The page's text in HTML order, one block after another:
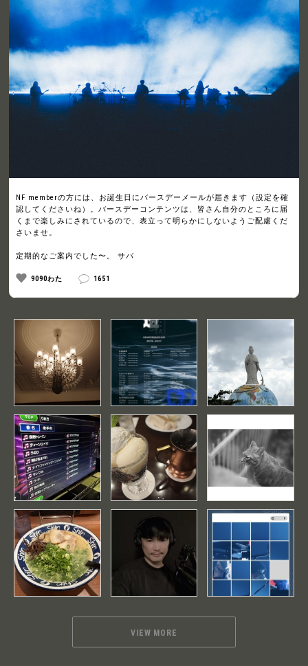
NF memberの方には、お誕生日にバースデーメールが届きます（設定を確
認してくださいね）。バースデーコンテンツは、皆さん自分のところに届
くまで楽しみにされているので、表立って明らかにしないようご配慮くだ
さいませ。
定期的なご案内でした〜。 サバ
9090わた 1651
VIEW MORE